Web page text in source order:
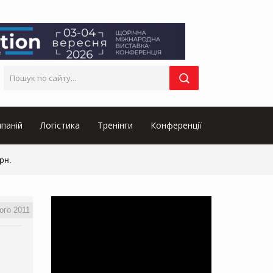
Логістика Тренінги Конференції
2011